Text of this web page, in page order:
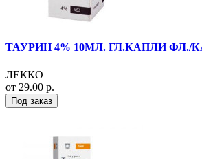
ТАУРИН 4% 10МЛ. ГЛ.КАПЛИ ФЛ./
ЛЕККО
от 29.00 р.
Под заказ